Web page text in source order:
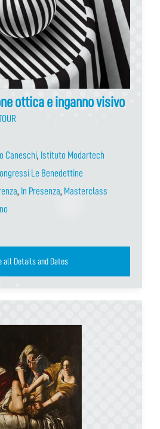
ottica e inganno visivo
Caneschi, Istituto Modartech
Le Benedettine
, In Presenza, Masterclass
all Details and Dates